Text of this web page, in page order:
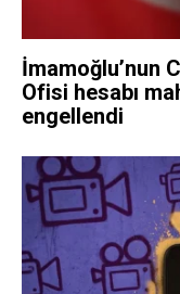
İmamoğlu’nun
Ofisi hesabı
engellendi